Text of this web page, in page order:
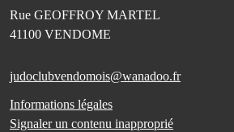
Rue GEOFFROY MARTEL
41100 VENDOME
judoclubvendomois@wanadoo.fr
Informations légales
Signaler un contenu inapproprié